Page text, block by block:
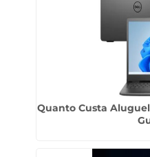
Quanto Custa